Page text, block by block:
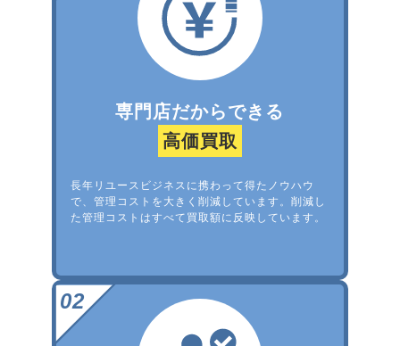
専門店だからできる
高価買取
長年リユースビジネスに携わって得たノウハウ
で、管理コストを大きく削減しています。削減し
た管理コストはすべて買取額に反映しています。